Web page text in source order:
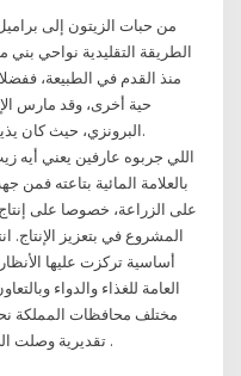
من حبات الزيتون إلى
الطريقة التقليدية نواحي بني
منذ القدم في الطبيعة،
حية أخرى، وقد مارس
البرونزي، حيث كان يذيب مواد معدنية لتحويلها إلى أدوات جديدة.
اللي جربوه عارفين يعني أيه
بالعلامة المائية بتاعته
على الزراعة، خصوصا على
المشروع في بتعزيز الإنتاج.
أساسية تركزت عليها
العامة للغذاء والدواء
تقديرية وصلت الى 16460 كيلوغرام وذلك منذ بدء الموسم .